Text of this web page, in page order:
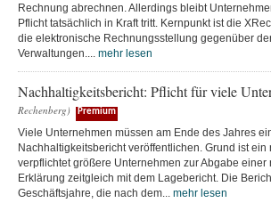
Rechnung abrechnen. Allerdings bleibt
Pflicht tatsächlich in Kraft tritt. Kernpunkt ist die
die elektronische Rechnungsstellung gegenüber
Verwaltungen.... mehr lesen
Nachhaltigkeitsbericht: Pflicht für viele
Rechenberg)
Premium
Viele Unternehmen müssen am Ende des Jahres
Nachhaltigkeitsbericht veröffentlichen. Grund ist ein
verpflichtet größere Unternehmen zur Abgabe einer
Erklärung zeitgleich mit dem Lagebericht. Die
Geschäftsjahre, die nach dem... mehr lesen